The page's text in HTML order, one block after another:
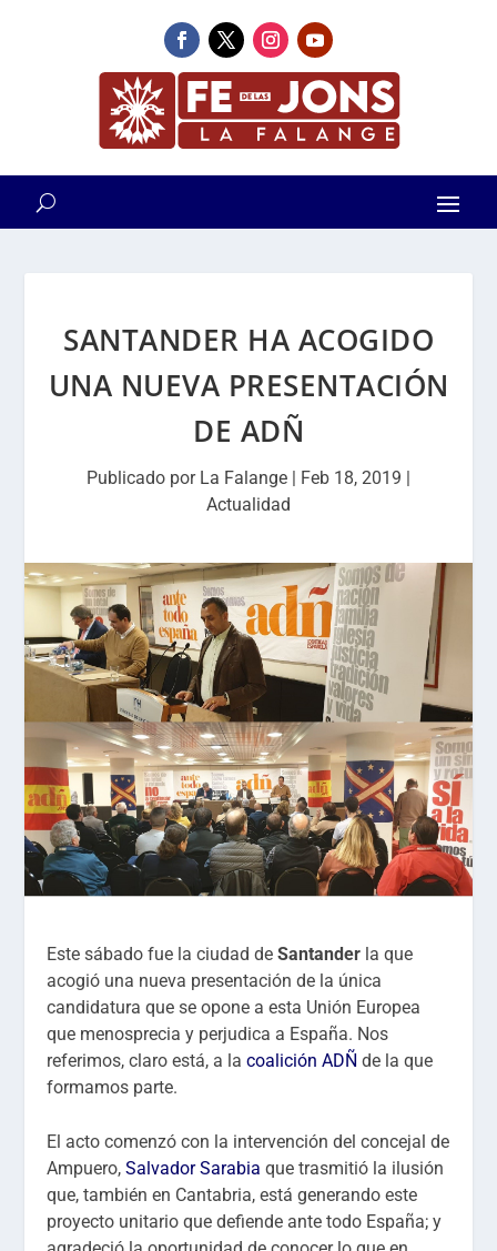
SANTANDER HA ACOGIDO
UNA NUEVA PRESENTACIÓN
DE ADÑ
Publicado por La Falange | Feb 18, 2019 |
Actualidad
Este sábado fue la ciudad deSantander la que
acogió una nueva presentación de la única
candidatura que se opone a esta Unión Europea
que menosprecia y perjudica a España. Nos
referimos, claro está, a lacoalición ADÑ de la que
formamos parte.
El acto comenzó con la intervención del concejal de
Ampuero,Salvador Sarabia que trasmitió la ilusión
que, también en Cantabria, está generando este
proyecto unitario que defiende ante todo España; y